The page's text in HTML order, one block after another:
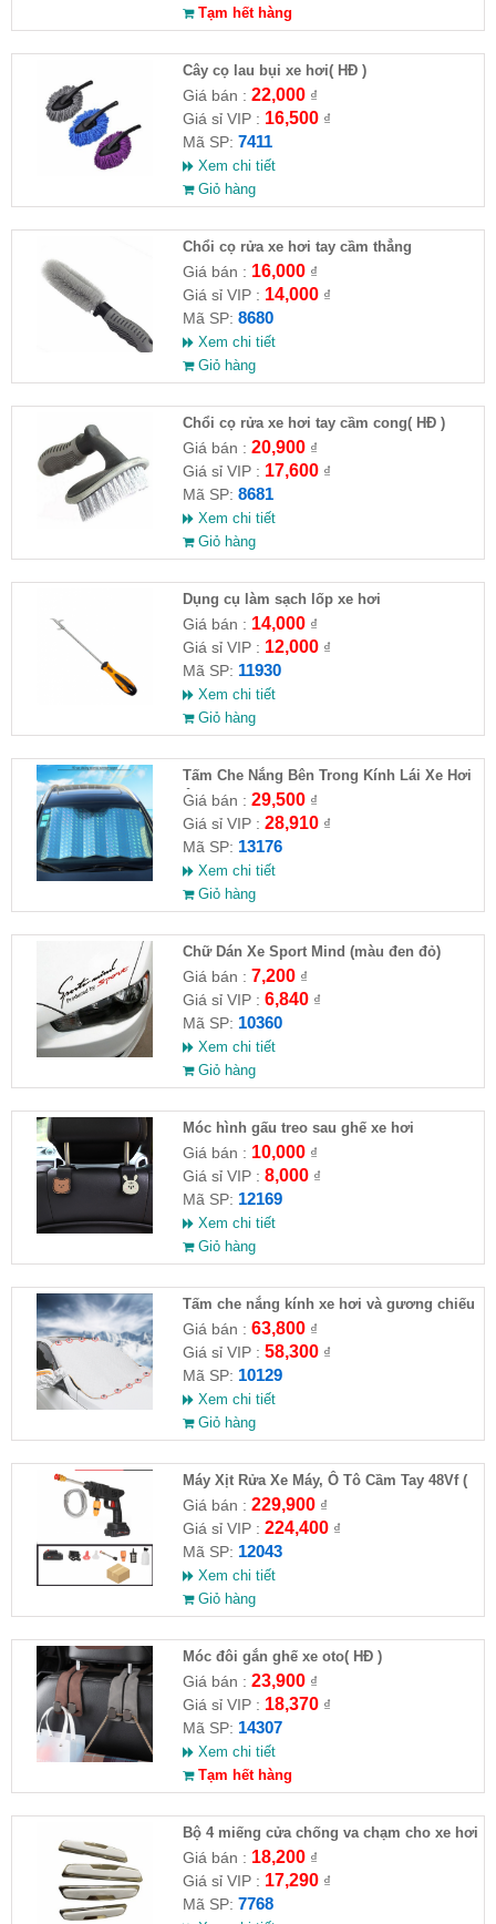
Tạm hết hàng
Cây cọ lau bụi xe hơi( HĐ )
Giá bán : 22,000₫
Giá sỉ VIP : 16,500₫
Mã SP: 7411
Xem chi tiết
Giỏ hàng
Chổi cọ rửa xe hơi tay cầm thẳng
Giá bán : 16,000₫
Giá sỉ VIP : 14,000₫
Mã SP: 8680
Xem chi tiết
Giỏ hàng
Chổi cọ rửa xe hơi tay cầm cong( HĐ )
Giá bán : 20,900₫
Giá sỉ VIP : 17,600₫
Mã SP: 8681
Xem chi tiết
Giỏ hàng
Dụng cụ làm sạch lốp xe hơi
Giá bán : 14,000₫
Giá sỉ VIP : 12,000₫
Mã SP: 11930
Xem chi tiết
Giỏ hàng
Tấm Che Nắng Bên Trong Kính Lái Xe Hơi
Ô Tô Có Phản Quang
Giá bán : 29,500₫
Giá sỉ VIP : 28,910₫
Mã SP: 13176
Xem chi tiết
Giỏ hàng
Chữ Dán Xe Sport Mind (màu đen đỏ)
Giá bán : 7,200₫
Giá sỉ VIP : 6,840₫
Mã SP: 10360
Xem chi tiết
Giỏ hàng
Móc hình gấu treo sau ghế xe hơi
Giá bán : 10,000₫
Giá sỉ VIP : 8,000₫
Mã SP: 12169
Xem chi tiết
Giỏ hàng
Tấm che nắng kính xe hơi và gương chiếu
hậu (Full VAT )
Giá bán : 63,800₫
Giá sỉ VIP : 58,300₫
Mã SP: 10129
Xem chi tiết
Giỏ hàng
Máy Xịt Rửa Xe Máy, Ô Tô Cầm Tay 48Vf (
HĐ )
Giá bán : 229,900₫
Giá sỉ VIP : 224,400₫
Mã SP: 12043
Xem chi tiết
Giỏ hàng
Móc đôi gắn ghế xe oto( HĐ )
Giá bán : 23,900₫
Giá sỉ VIP : 18,370₫
Mã SP: 14307
Xem chi tiết
Tạm hết hàng
Bộ 4 miếng cửa chống va chạm cho xe hơi
Giá bán : 18,200₫
Giá sỉ VIP : 17,290₫
Mã SP: 7768